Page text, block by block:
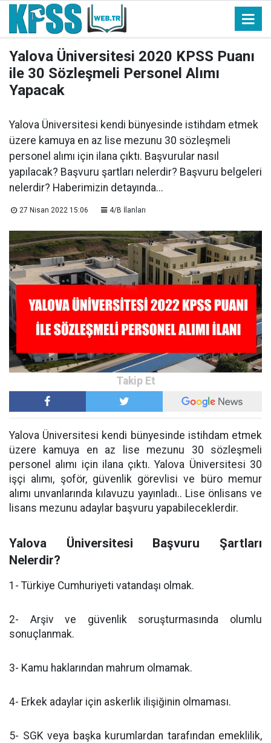
Yalova Üniversitesi 2020 KPSS Puanı
ile 30 Sözleşmeli Personel Alımı
Yapacak
Yalova Üniversitesi kendi bünyesinde istihdam etmek
üzere kamuya en az lise mezunu 30 sözleşmeli
personel alımı için ilana çıktı. Başvurular nasıl
yapılacak? Başvuru şartları nelerdir? Başvuru belgeleri
nelerdir? Haberimizin detayında...
27 Nisan 2022 15:06 4/B İlanları
Yalova Üniversitesi kendi bünyesinde istihdam etmek
üzere kamuya en az lise mezunu 30 sözleşmeli
personel alımı için ilana çıktı. Yalova Üniversitesi 30
işçi alımı, şoför, güvenlik görevlisi ve büro memur
alımı unvanlarında kılavuzu yayınladı.. Lise önlisans ve
lisans mezunu adaylar başvuru yapabileceklerdir.
Yalova Üniversitesi Başvuru Şartları
Nelerdir?
1- Türkiye Cumhuriyeti vatandaşı olmak.
2- Arşiv ve güvenlik soruşturmasında olumlu
sonuçlanmak.
3- Kamu haklarından mahrum olmamak.
4- Erkek adaylar için askerlik ilişiğinin olmaması.
5- SGK veya başka kurumlardan tarafından emeklilik,